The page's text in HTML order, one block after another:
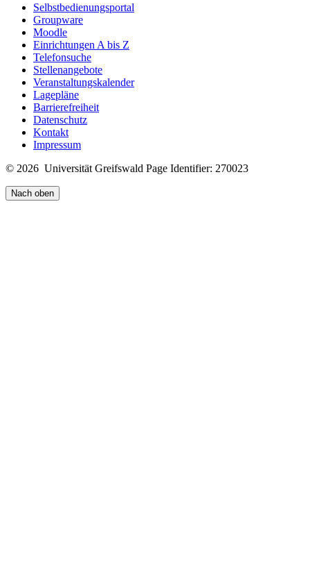
Selbstbedienungsportal
Groupware
Moodle
Einrichtungen A bis Z
Telefonsuche
Stellenangebote
Veranstaltungskalender
Lagepläne
Barrierefreiheit
Datenschutz
Kontakt
Impressum
© 2026 Universität Greifswald Page Identifier: 270023
Nach oben